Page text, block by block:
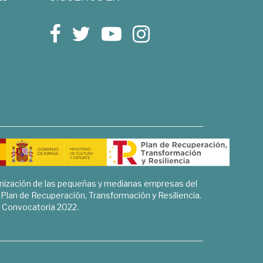
de las pequeñas y medianas empresas del
de Recuperación, Transformación y Resiliencia.
Convocatoria 2022.